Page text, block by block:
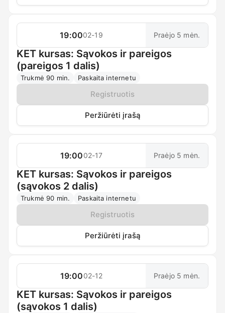
19:0002-19 Praėjo 5 mėn.
KET kursas: Sąvokos ir pareigos
(pareigos 1 dalis)
Trukmė 90 min. Paskaita internetu
Registruotis
Peržiūrėti įrašą
19:0002-17 Praėjo 5 mėn.
KET kursas: Sąvokos ir pareigos
(sąvokos 2 dalis)
Trukmė 90 min. Paskaita internetu
Registruotis
Peržiūrėti įrašą
19:0002-12 Praėjo 5 mėn.
KET kursas: Sąvokos ir pareigos
(sąvokos 1 dalis)